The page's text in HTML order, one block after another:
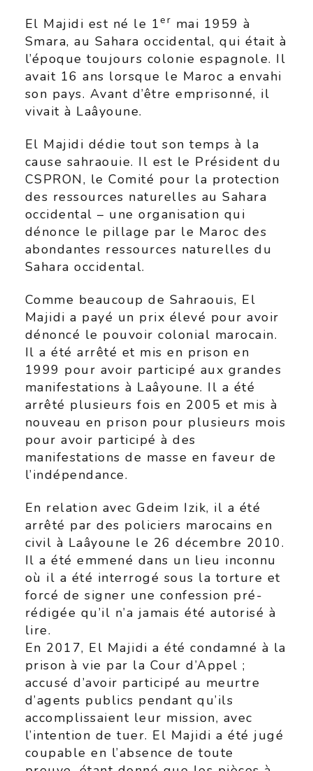
El Majidi est né le 1er mai 1959 à
Smara, au Sahara occidental, qui était à
l’époque toujours colonie espagnole. Il
avait 16 ans lorsque le Maroc a envahi
son pays. Avant d’être emprisonné, il
vivait à Laâyoune.
El Majidi dédie tout son temps à la
cause sahraouie. Il est le Président du
CSPRON, le Comité pour la protection
des ressources naturelles au Sahara
occidental – une organisation qui
dénonce le pillage par le Maroc des
abondantes ressources naturelles du
Sahara occidental.
Comme beaucoup de Sahraouis, El
Majidi a payé un prix élevé pour avoir
dénoncé le pouvoir colonial marocain.
Il a été arrêté et mis en prison en
1999 pour avoir participé aux grandes
manifestations à Laâyoune. Il a été
arrêté plusieurs fois en 2005 et mis à
nouveau en prison pour plusieurs mois
pour avoir participé à des
manifestations de masse en faveur de
l’indépendance.
En relation avec Gdeim Izik, il a été
arrêté par des policiers marocains en
civil à Laâyoune le 26 décembre 2010.
Il a été emmené dans un lieu inconnu
où il a été interrogé sous la torture et
forcé de signer une confession pré-
rédigée qu’il n’a jamais été autorisé à
lire.
En 2017, El Majidi a été condamné à la
prison à vie par la Cour d’Appel ;
accusé d’avoir participé au meurtre
d’agents publics pendant qu’ils
accomplissaient leur mission, avec
l’intention de tuer. El Majidi a été jugé
coupable en l’absence de toute